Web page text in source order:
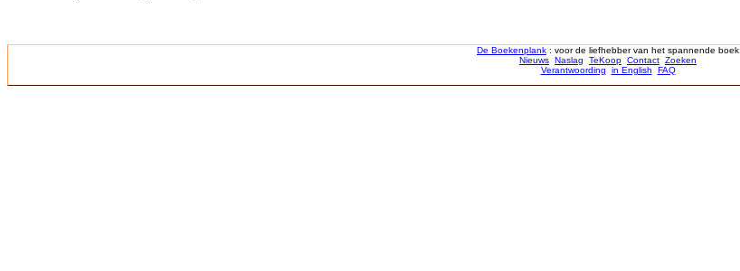
De Boekenplank : voor de liefhebber van het spannende boek
Nieuws Naslag TeKoop Contact Zoeken
Verantwoording
in English FAQ